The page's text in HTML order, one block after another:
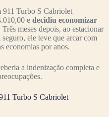
Turbo S Cabriolet
e decidiu economizar
Três meses depois, ao estacionar
seguro, ele teve que arcar com
economias por anos.
a indenização completa e
Turbo S Cabriolet